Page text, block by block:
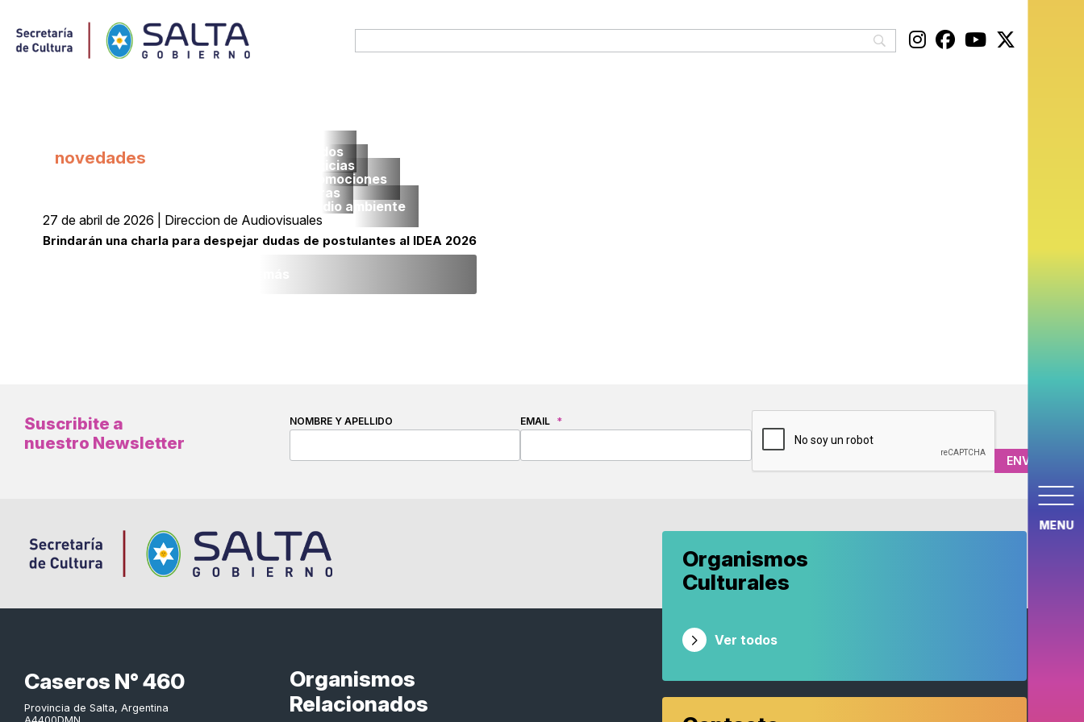
MENU
novedades
Todos
noticias
promociones
obras
medio ambiente
27 de abril de 2026 | Direccion de Audiovisuales
Brindarán una charla para despejar dudas de postulantes al IDEA 2026
Suscribite a
nuestro Newsletter
NOMBRE Y APELLIDO EMAIL *
Caseros N° 460
Provincia de Salta, Argentina
Organismos
Relacionados
Organismos
Culturales
Ver todos